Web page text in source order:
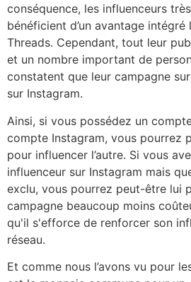
conséquence, les influenceurs
bénéficient d’un avantage intégré
Threads. Cependant, tout leur
et un nombre important de
constatent que leur campagne
sur Instagram.
Ainsi, si vous possédez un
compte Instagram, vous pourrez
pour influencer l’autre. Si vous
influenceur sur Instagram mais
exclu, vous pourrez peut-être lui
campagne beaucoup moins
qu'il s'efforce de renforcer son
réseau.
Et comme nous l’avons vu pour